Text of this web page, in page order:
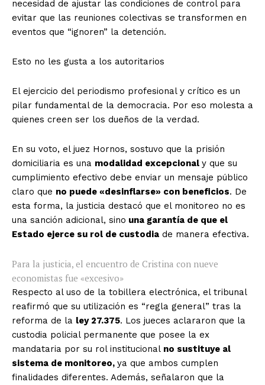
necesidad de ajustar las condiciones de control para
evitar que las reuniones colectivas se transformen en
eventos que “ignoren” la detención.
Esto no les gusta a los autoritarios
El ejercicio del periodismo profesional y crítico es un
pilar fundamental de la democracia. Por eso molesta a
quienes creen ser los dueños de la verdad.
En su voto, el juez Hornos, sostuvo que la prisión
domiciliaria es una modalidad excepcional y que su
cumplimiento efectivo debe enviar un mensaje público
claro que no puede «desinflarse» con beneficios. De
esta forma, la justicia destacó que el monitoreo no es
una sanción adicional, sino una garantía de que el
Estado ejerce su rol de custodia de manera efectiva.
Para la justicia, el encuentro de Cristina con nueve
economistas fue «excesivo»
Respecto al uso de la tobillera electrónica, el tribunal
reafirmó que su utilización es “regla general” tras la
reforma de la ley 27.375. Los jueces aclararon que la
custodia policial permanente que posee la ex
mandataria por su rol institucional no sustituye al
sistema de monitoreo, ya que ambos cumplen
finalidades diferentes. Además, señalaron que la